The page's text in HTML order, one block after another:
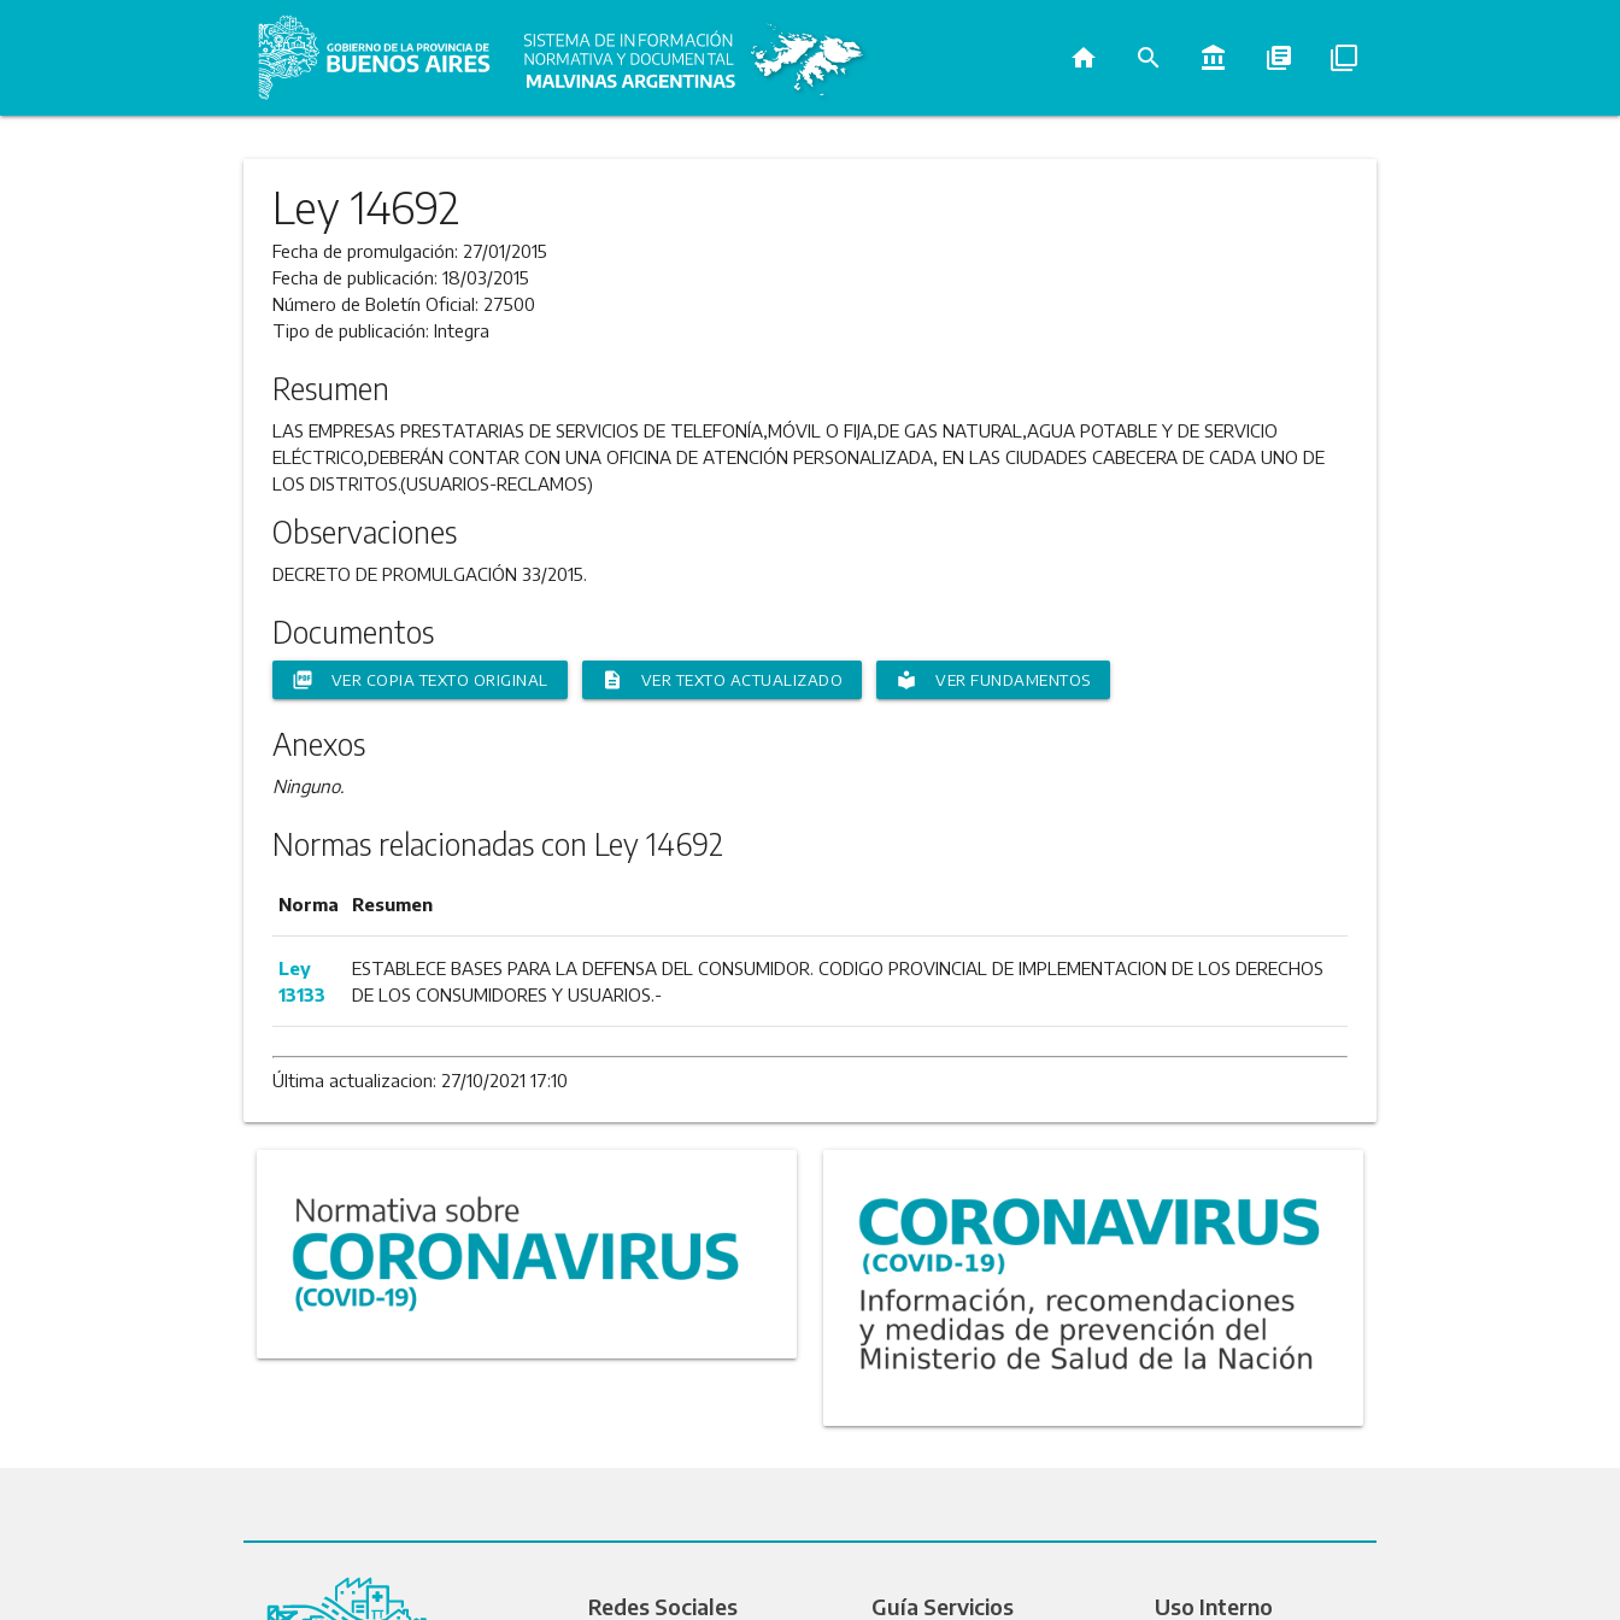
home search account_balance library_books filter_none
Ley 14692
Fecha de promulgación: 27/01/2015
Fecha de publicación: 18/03/2015
Número de Boletín Oficial: 27500
Tipo de publicación: Integra
Resumen
LAS EMPRESAS PRESTATARIAS DE SERVICIOS DE TELEFONÍA,MÓVIL O FIJA,DE GAS NATURAL,AGUA POTABLE Y DE SERVICIO
ELÉCTRICO,DEBERÁN CONTAR CON UNA OFICINA DE ATENCIÓN PERSONALIZADA, EN LAS CIUDADES CABECERA DE CADA UNO DE
LOS DISTRITOS.(USUARIOS-RECLAMOS)
Observaciones
DECRETO DE PROMULGACIÓN 33/2015.
Documentos
picture_as_pdf VER COPIA TEXTO ORIGINAL description VER TEXTO ACTUALIZADO local_library VER FUNDAMENTOS
Anexos
Ninguno.
Normas relacionadas con Ley 14692
Norma Resumen
Ley
13133
ESTABLECE BASES PARA LA DEFENSA DEL CONSUMIDOR. CODIGO PROVINCIAL DE IMPLEMENTACION DE LOS DERECHOS
DE LOS CONSUMIDORES Y USUARIOS.-
Última actualizacion: 27/10/2021 17:10
Redes Sociales Guía Servicios Uso Interno